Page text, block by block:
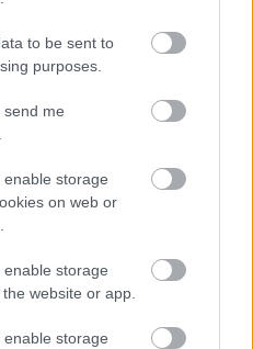
to be sent to
purposes.
send me
storage
on web or
storage
website or app.
storage
családtagok egyszerre
akié hamarabb leég,
ismerjük és tartjuk,
kilátogat ilyenkor. Te